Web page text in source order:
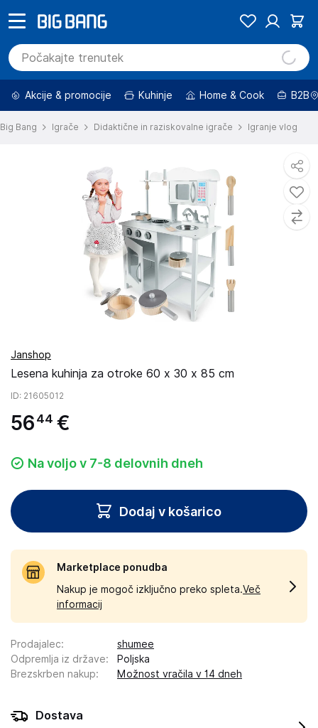
Akcije & promocije Kuhinje Home & Cook B2B
Big Bang Igrače Didaktične in raziskovalne igrače Igranje vlog
Janshop
Lesena kuhinja za otroke 60 x 30 x 85 cm
ID: 21605012
56 44 €
Na voljo v 7-8 delovnih dneh
Dodaj v košarico
Marketplace ponudba
Nakup je mogoč izključno preko spleta.Več
informacij
Prodajalec:
shumee
Odpremlja iz države:
Poljska
Brezskrben nakup: Možnost vračila v 14 dneh
Dostava